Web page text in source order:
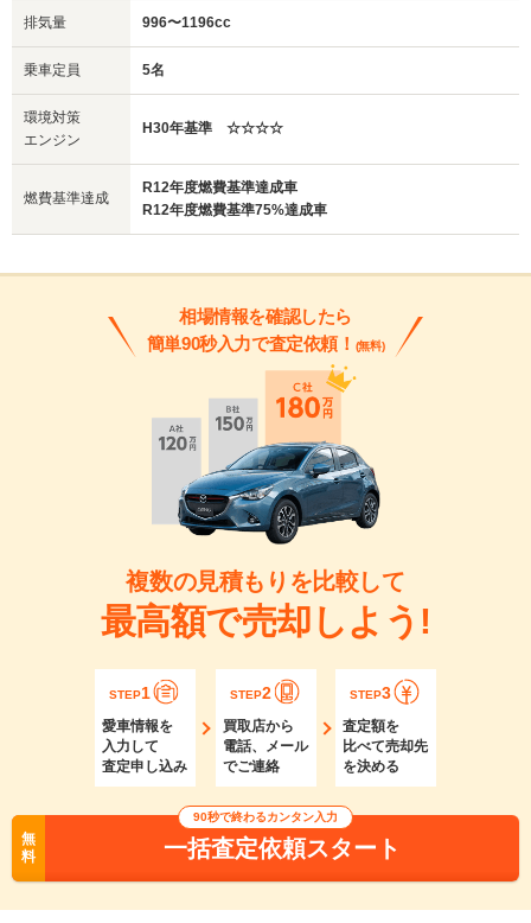
2021年の一部改良後には、夜間の歩行者検知機能や標
識の認識機能などが追加されています。
います。前期型で全グレードに搭載された1.0Lターボ
は、後期型では4WD車のみに継続して搭載。FF車は
1.0Lターボから新開発の1.2L NAへと変わりました。NA
化することにより燃費性能が向上し、WLTCモード燃費
は20.7km/L（4WDは17.4km/L）をマーク。同じ型式の
エンジンを発電用に搭載したHEVは、28.0km/Lという
クラストップレベルの燃費性能を手に入れています。
排気量 996〜1196cc
乗車定員 5名
環境対策
エンジン
H30年基準 ☆☆☆☆
燃費基準達成
R12年度燃費基準達成車
R12年度燃費基準75%達成車
相場情報を確認したら
簡単90秒入力で査定依頼！ (無料)
複数の見積もりを比較して
最高額で売却しよう!
STEP1
愛車情報を
入力して
査定申し込み
STEP2
買取店から
電話、メール
でご連絡
STEP3
査定額を
比べて売却先
を決める
無
料
90秒で終わるカンタン入力
一括査定依頼スタート